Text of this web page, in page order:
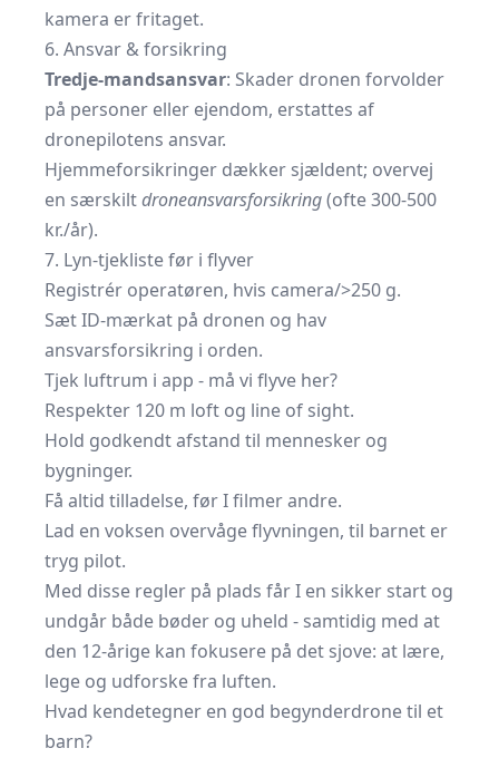
kamera er fritaget.
6. Ansvar & forsikring
Tredje-mandsansvar: Skader dronen forvolder
på personer eller ejendom, erstattes af
dronepilotens ansvar.
Hjemmeforsikringer dækker sjældent; overvej
en særskiltdroneansvarsforsikring(ofte 300-500
kr./år).
7. Lyn-tjekliste før i flyver
Registrér operatøren, hvis camera/>250 g.
Sæt ID-mærkat på dronen og hav
ansvarsforsikring i orden.
Tjek luftrum i app - må vi flyve her?
Respekter 120 m loft og line of sight.
Hold godkendt afstand til mennesker og
bygninger.
Få altid tilladelse, før I filmer andre.
Lad en voksen overvåge flyvningen, til barnet er
tryg pilot.
Med disse regler på plads får I en sikker start og
undgår både bøder og uheld - samtidig med at
den 12-årige kan fokusere på det sjove: at lære,
lege og udforske fra luften.
Hvad kendetegner en god begynderdrone til et
barn?